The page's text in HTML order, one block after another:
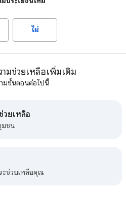
ไม่
มช่วยเหลือเพิ่มเติม
มขั้นตอนต่อไปนี้
วยเหลือ
มชน
จะช่วยเหลือคุณ